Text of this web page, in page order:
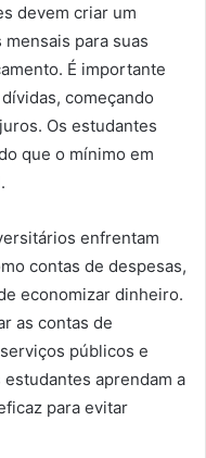
devem criar um
para suas
É importante
começando
Os estudantes
que o mínimo em
enfrentam
contas de despesas,
economizar dinheiro.
as contas de
públicos e
aprendam a
para evitar